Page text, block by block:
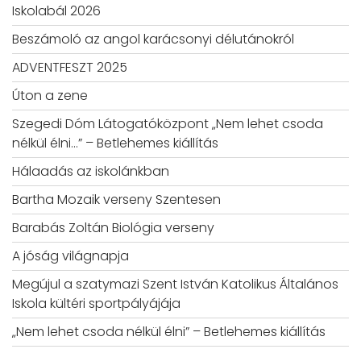
Iskolabál 2026
Beszámoló az angol karácsonyi délutánokról
ADVENTFESZT 2025
Úton a zene
Szegedi Dóm Látogatóközpont „Nem lehet csoda
nélkül élni…” – Betlehemes kiállítás
Hálaadás az iskolánkban
Bartha Mozaik verseny Szentesen
Barabás Zoltán Biológia verseny
A jóság világnapja
Megújul a szatymazi Szent István Katolikus Általános
Iskola kültéri sportpályájája
„Nem lehet csoda nélkül élni” – Betlehemes kiállítás